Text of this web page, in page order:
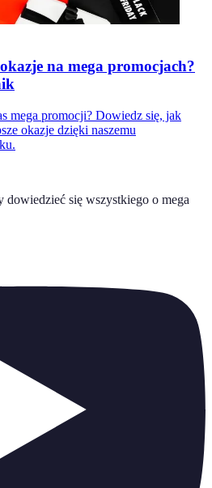
na mega promocjach?
mega promocji? Dowiedz się, jak
okazje dzięki naszemu
dowiedzieć się wszystkiego o mega